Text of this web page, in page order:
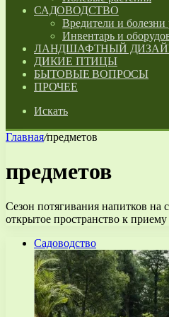
САДОВОДСТВО
Вредители и болезни
Инвентарь и
ЛАНДШАФТНЫЙ
ДИКИЕ ПТИЦЫ
БЫТОВЫЕ ВОПРОСЫ
ПРОЧЕЕ
Искать
Главная/предметов
предметов
Сезон потягивания напитков на
открытое пространство к
Садоводство